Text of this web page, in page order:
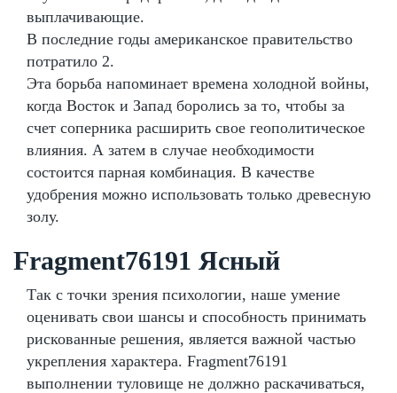
выплачивающие.
В последние годы американское правительство
потратило 2.
Эта борьба напоминает времена холодной войны,
когда Восток и Запад боролись за то, чтобы за
счет соперника расширить свое геополитическое
влияния. А затем в случае необходимости
состоится парная комбинация. В качестве
удобрения можно использовать только древесную
золу.
Fragment76191 Ясный
Так с точки зрения психологии, наше умение
оценивать свои шансы и способность принимать
рискованные решения, является важной частью
укрепления характера. Fragment76191
выполнении туловище не должно раскачиваться,